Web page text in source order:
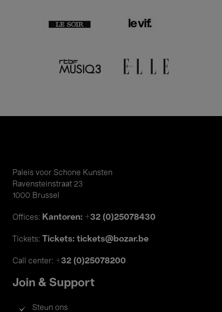
Paleis voor Schone Kunsten
Ravensteinstraat 23
1000 Brussel
Offices: Kantoren: +32 (0)25078430
Tickets: Tickets: tickets@bozar.be
Call center: +32 (0)25078200
Join & Support
Steun ons